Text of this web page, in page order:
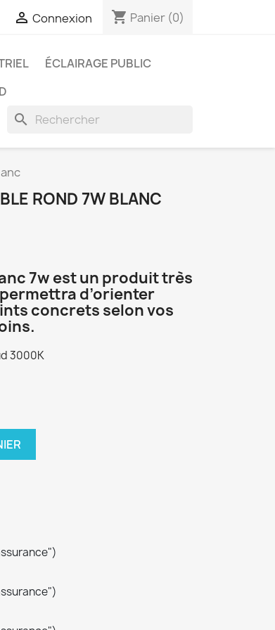
 Connexion shopping_cart Panier (0)
ÉCLAIRAGE PUBLIC
search
ROND 7W BLANC
7w est un produit très
d’orienter
concrets selon vos
3000K